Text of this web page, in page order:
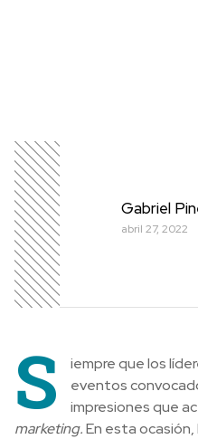
Gabriel
abril 27, 2022
S
iempre que los
eventos
impresiones que
marketing.En esta